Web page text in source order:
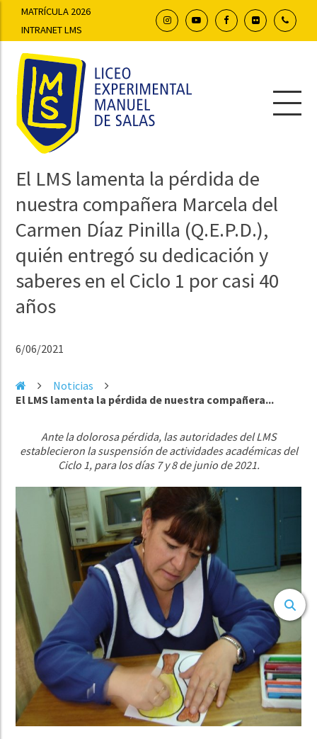
MATRÍCULA 2026
INTRANET LMS
El LMS lamenta la pérdida de
nuestra compañera Marcela del
Carmen Díaz Pinilla (Q.E.P.D.),
quién entregó su dedicación y
saberes en el Ciclo 1 por casi 40
años
6/06/2021
Noticias
El LMS lamenta la pérdida de nuestra compañera...
Ante la dolorosa pérdida, las autoridades del LMS
establecieron la suspensión de actividades académicas del
Ciclo 1, para los días 7 y 8 de junio de 2021.